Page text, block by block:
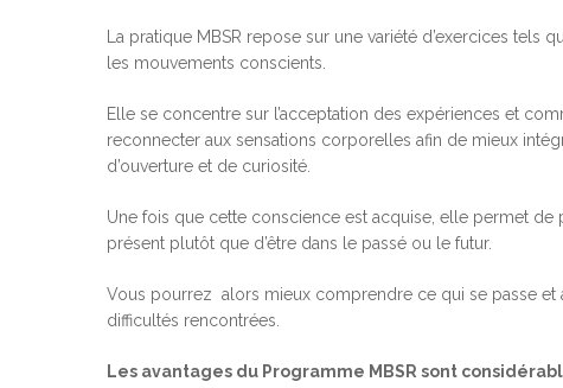
La pratique MBSR repose sur une variété d’exercices tels
les mouvements conscients.
Elle se concentre sur l’acceptation des expériences et
reconnecter aux sensations corporelles afin de mieux
d’ouverture et de curiosité.
Une fois que cette conscience est acquise, elle permet de
présent plutôt que d’être dans le passé ou le futur.
Vous pourrez alors mieux comprendre ce qui se passe et
difficultés rencontrées.
Les avantages du Programme MBSR sont